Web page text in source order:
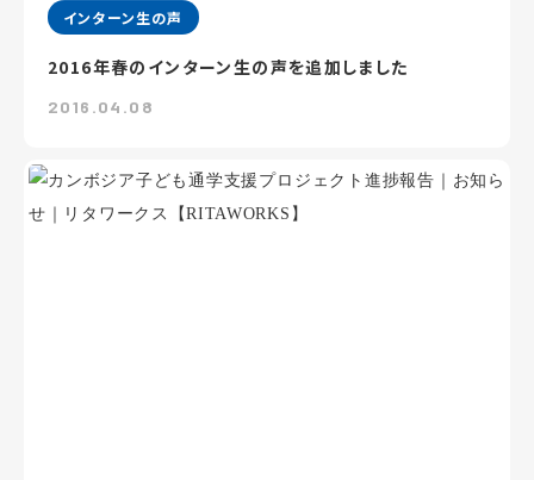
インターン生の声
2016年春のインターン生の声を追加しました
2016.04.08